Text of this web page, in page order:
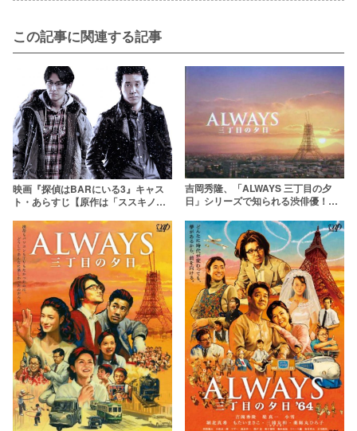
この記事に関連する記事
映画『探偵はBARにいる3』キャス
ト・あらすじ【原作は「ススキノ探
吉岡秀隆、「ALWAYS 三丁目の夕
日」シリーズで知られる渋俳優！